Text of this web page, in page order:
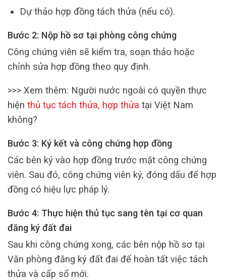
Dự thảo hợp đồng tách thửa (nếu có).
Bước 2: Nộp hồ sơ tại phòng công chứng
Công chứng viên sẽ kiểm tra, soạn thảo hoặc
chỉnh sửa hợp đồng theo quy định.
>>> Xem thêm: Người nước ngoài có quyền thực
hiện thủ tục tách thửa, hợp thửa tại Việt Nam
không?
Bước 3: Ký kết và công chứng hợp đồng
Các bên ký vào hợp đồng trước mặt công chứng
viên. Sau đó, công chứng viên ký, đóng dấu để hợp
đồng có hiệu lực pháp lý.
Bước 4: Thực hiện thủ tục sang tên tại cơ quan
đăng ký đất đai
Sau khi công chứng xong, các bên nộp hồ sơ tại
Văn phòng đăng ký đất đai để hoàn tất việc tách
thửa và cấp sổ mới.